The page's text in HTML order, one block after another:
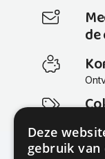
Deze
gebruik van